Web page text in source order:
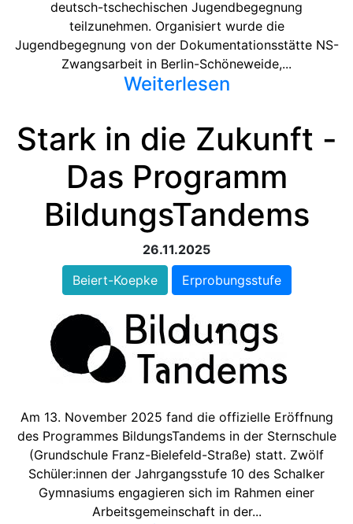
deutsch-tschechischen Jugendbegegnung
teilzunehmen. Organisiert wurde die
Jugendbegegnung von der Dokumentationsstätte NS-
Zwangsarbeit in Berlin-Schöneweide,...
Weiterlesen
Stark in die Zukunft -
Das Programm
BildungsTandems
26.11.2025
Beiert-Koepke
Erprobungsstufe
Am 13. November 2025 fand die offizielle Eröffnung
des Programmes BildungsTandems in der Sternschule
(Grundschule Franz-Bielefeld-Straße) statt. Zwölf
Schüler:innen der Jahrgangsstufe 10 des Schalker
Gymnasiums engagieren sich im Rahmen einer
Arbeitsgemeinschaft in der...